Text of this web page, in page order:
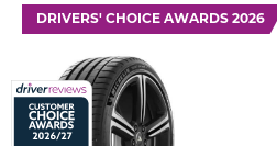
DRIVERS' CHOICE AWARDS 2026